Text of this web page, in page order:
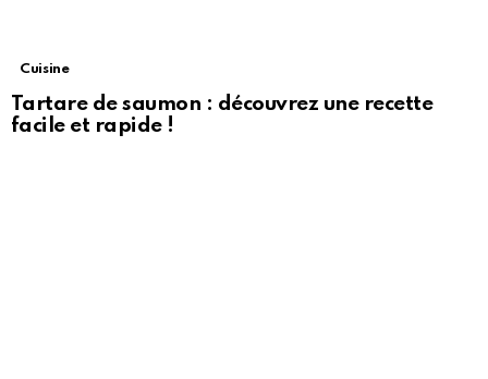
Cuisine
Tartare de saumon : découvrez une recette
facile et rapide !